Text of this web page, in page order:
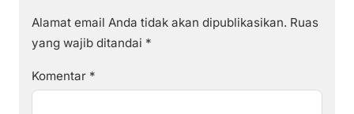
Alamat email Anda tidak akan dipublikasikan. Ruas
yang wajib ditandai *
Komentar *